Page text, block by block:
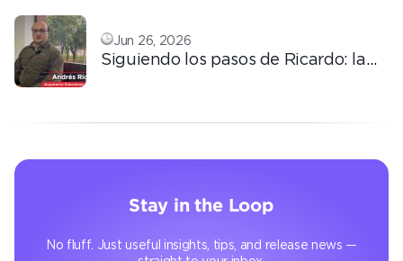
Jun 26, 2026
Siguiendo los pasos de Ricardo: la
Stay in the Loop
No fluff. Just useful insights, tips, and release news —